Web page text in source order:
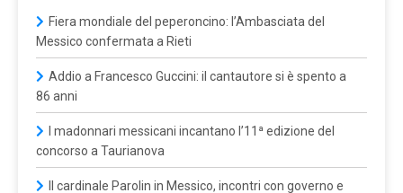
Fiera mondiale del peperoncino: l’Ambasciata del
Messico confermata a Rieti
Addio a Francesco Guccini: il cantautore si è spento a
86 anni
I madonnari messicani incantano l’11ª edizione del
concorso a Taurianova
Il cardinale Parolin in Messico, incontri con governo e